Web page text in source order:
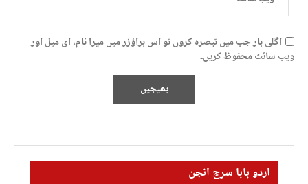
اگلی بار جب میں تبصرہ کروں تو اس براؤزر میں میرا نام، ای میل اور
ویب سائٹ محفوظ کریں۔
اردو بابا سرچ انجن